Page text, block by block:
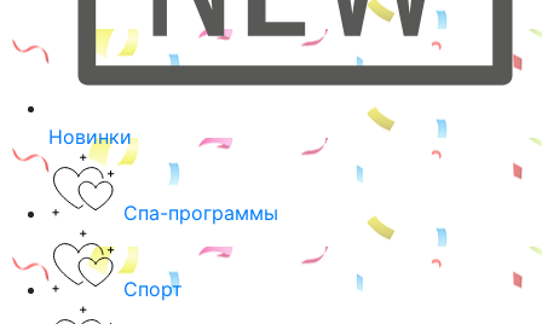
Новинки
Спа-программы
Спорт